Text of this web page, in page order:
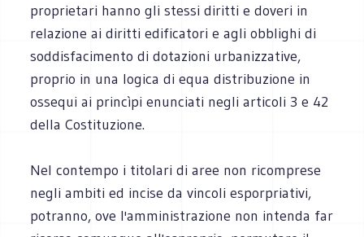
proprietari hanno gli stessi diritti e doveri in
relazione ai diritti edificatori e agli obblighi di
soddisfacimento di dotazioni urbanizzative,
proprio in una logica di equa distribuzione in
ossequi ai princìpi enunciati negli articoli 3 e 42
della Costituzione.
Nel contempo i titolari di aree non ricomprese
negli ambiti ed incise da vincoli esporpriativi,
potranno, ove l'amministrazione non intenda far